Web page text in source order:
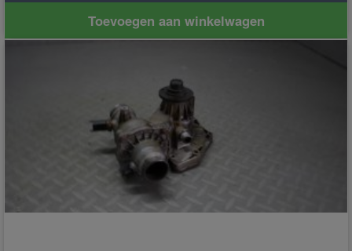
Toevoegen aan winkelwagen